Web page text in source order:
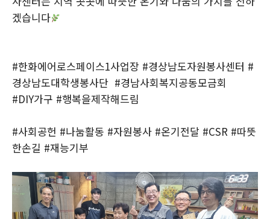
겠습니다
#한화에어로스페이스1사업장 #경상남도자원봉사센터 #
경상남도대학생봉사단 #경남사회복지공동모금회
#DIY가구 #행복을제작해드림
#사회공헌 #나눔활동 #자원봉사 #온기전달 #CSR #따뜻
한손길 #재능기부